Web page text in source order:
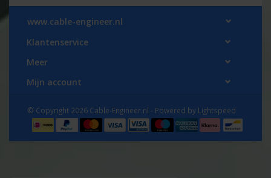
www.cable-engineer.nl
Klantenservice
Meer
Mijn account
© Copyright 2026 Cable-Engineer.nl - Powered by Lightspeed